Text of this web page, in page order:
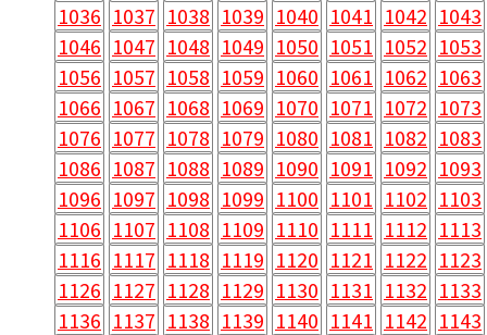
1036 1037 1038 1039 1040 1041 1042 1043
1046 1047 1048 1049 1050 1051 1052 1053
1056 1057 1058 1059 1060 1061 1062 1063
1066 1067 1068 1069 1070 1071 1072 1073
1076 1077 1078 1079 1080 1081 1082 1083
1086 1087 1088 1089 1090 1091 1092 1093
1096 1097 1098 1099 1100 1101 1102 1103
1106 1107 1108 1109 1110 1111 1112 1113
1116 1117 1118 1119 1120 1121 1122 1123
1126 1127 1128 1129 1130 1131 1132 1133
1136 1137 1138 1139 1140 1141 1142 1143